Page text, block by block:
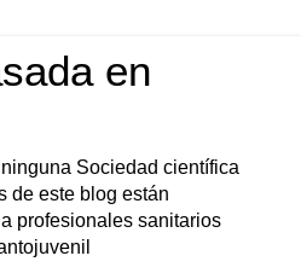
en
Sociedad científica
de este blog están
profesionales sanitarios